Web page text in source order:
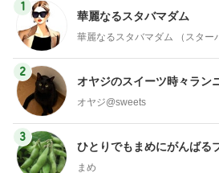
1
華麗なるスタバマダム
華麗なるスタバマダム （スター
2
オヤジのスイーツ時々ラン
オヤジ@sweets
3
ひとりでもまめにがんばる
まめ